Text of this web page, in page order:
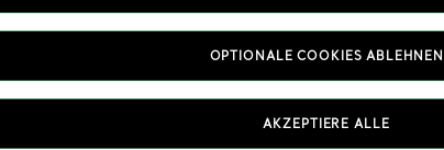
OPTIONALE COOKIES ABLEHNEN
AKZEPTIERE ALLE